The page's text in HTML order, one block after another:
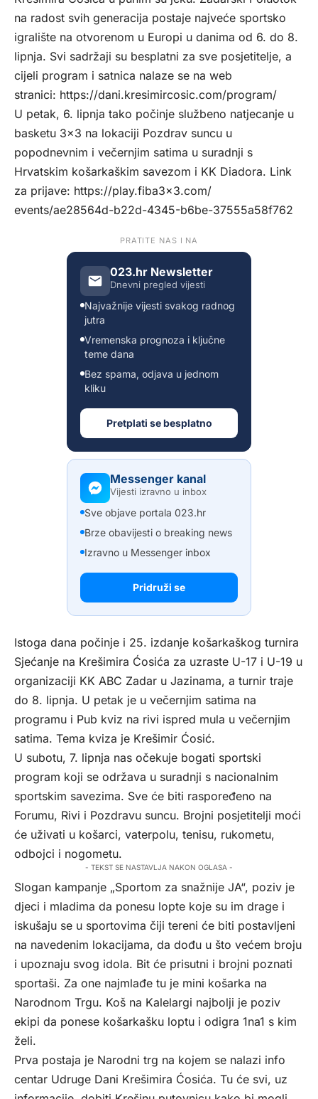
na radost svih generacija postaje najveće sportsko
igralište na otvorenom u Europi u danima od 6. do 8.
lipnja. Svi sadržaji su besplatni za sve posjetitelje, a
cijeli program i satnica nalaze se na web
stranici: https://dani.kresimircosic.com/program/
U petak, 6. lipnja tako počinje službeno natjecanje u
basketu 3×3 na lokaciji Pozdrav suncu u
popodnevnim i večernjim satima u suradnji s
Hrvatskim košarkaškim savezom i KK Diadora. Link
za prijave: https://play.fiba3x3.com/
events/ae28564d-b22d-4345-b6be-37555a58f762
PRATITE NAS I NA
023.hr Newsletter
Dnevni pregled vijesti
Najvažnije vijesti svakog radnog
jutra
Vremenska prognoza i ključne
teme dana
Bez spama, odjava u jednom
kliku
Pretplati se besplatno
Messenger kanal
Vijesti izravno u inbox
Sve objave portala 023.hr
Brze obavijesti o breaking news
Izravno u Messenger inbox
Pridruži se
Istoga dana počinje i 25. izdanje košarkaškog turnira
Sjećanje na Krešimira Ćosića za uzraste U-17 i U-19 u
organizaciji KK ABC Zadar u Jazinama, a turnir traje
do 8. lipnja. U petak je u večernjim satima na
programu i Pub kviz na rivi ispred mula u večernjim
satima. Tema kviza je Krešimir Ćosić.
U subotu, 7. lipnja nas očekuje bogati sportski
program koji se održava u suradnji s nacionalnim
sportskim savezima. Sve će biti raspoređeno na
Forumu, Rivi i Pozdravu suncu. Brojni posjetitelji moći
će uživati u košarci, vaterpolu, tenisu, rukometu,
odbojci i nogometu.
- TEKST SE NASTAVLJA NAKON OGLASA -
Slogan kampanje „Sportom za snažnije JA“, poziv je
djeci i mladima da ponesu lopte koje su im drage i
iskušaju se u sportovima čiji tereni će biti postavljeni
na navedenim lokacijama, da dođu u što većem broju
i upoznaju svog idola. Bit će prisutni i brojni poznati
sportaši. Za one najmlađe tu je mini košarka na
Narodnom Trgu. Koš na Kalelargi najbolji je poziv
ekipi da ponese košarkašku loptu i odigra 1na1 s kim
želi.
Prva postaja je Narodni trg na kojem se nalazi info
centar Udruge Dani Krešimira Ćosića. Tu će svi, uz